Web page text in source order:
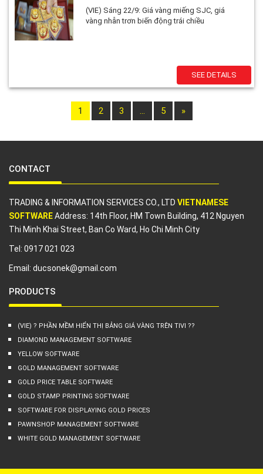
(VIE) Sáng 22/9: Giá vàng miếng SJC, giá
vàng nhẫn trơn biến động trái chiều
SEE DETAILS
1 2 3 5 »
CONTACT
TRADING & INFORMATION SERVICES CO., LTD VIETNAMESE
SOFTWAREAddress: 14th Floor, HM Town Building, 412 Nguyen
Thi Minh Khai Street, Ban Co Ward, Ho Chi Minh City
Tel: 0917 021 023
Email: ducsonek@gmail.com
PRODUCTS
(VIE) ? PHẦN MỀM HIỂN THỊ BẢNG GIÁ VÀNG TRÊN TIVI ??
DIAMOND MANAGEMENT SOFTWARE
YELLOW SOFTWARE
GOLD MANAGEMENT SOFTWARE
GOLD PRICE TABLE SOFTWARE
GOLD STAMP PRINTING SOFTWARE
SOFTWARE FOR DISPLAYING GOLD PRICES
PAWNSHOP MANAGEMENT SOFTWARE
WHITE GOLD MANAGEMENT SOFTWARE